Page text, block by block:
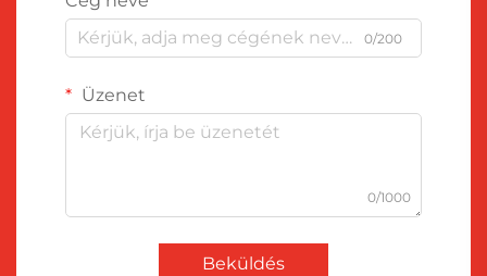
0/200
Üzenet
0/1000
Beküldés